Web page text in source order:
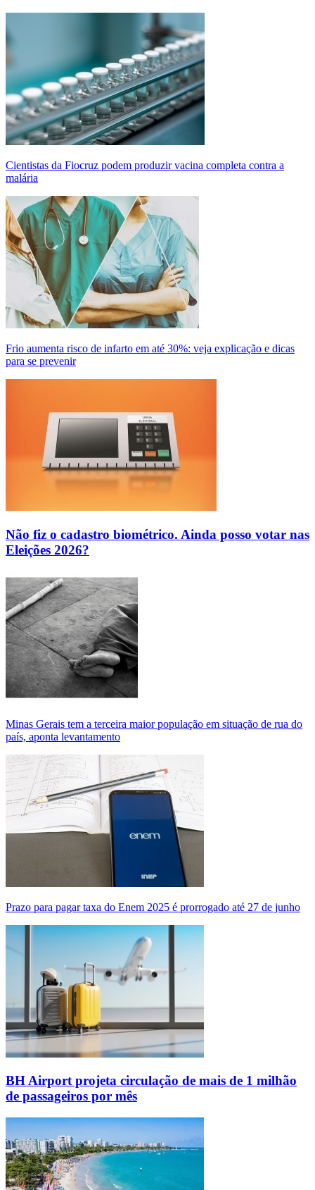
Cientistas da Fiocruz podem produzir vacina completa contra a
malária
Frio aumenta risco de infarto em até 30%: veja explicação e dicas
para se prevenir
Não fiz o cadastro biométrico. Ainda posso votar nas
Eleições 2026?
Minas Gerais tem a terceira maior população em situação de rua do
país, aponta levantamento
Prazo para pagar taxa do Enem 2025 é prorrogado até 27 de junho
BH Airport projeta circulação de mais de 1 milhão
de passageiros por mês